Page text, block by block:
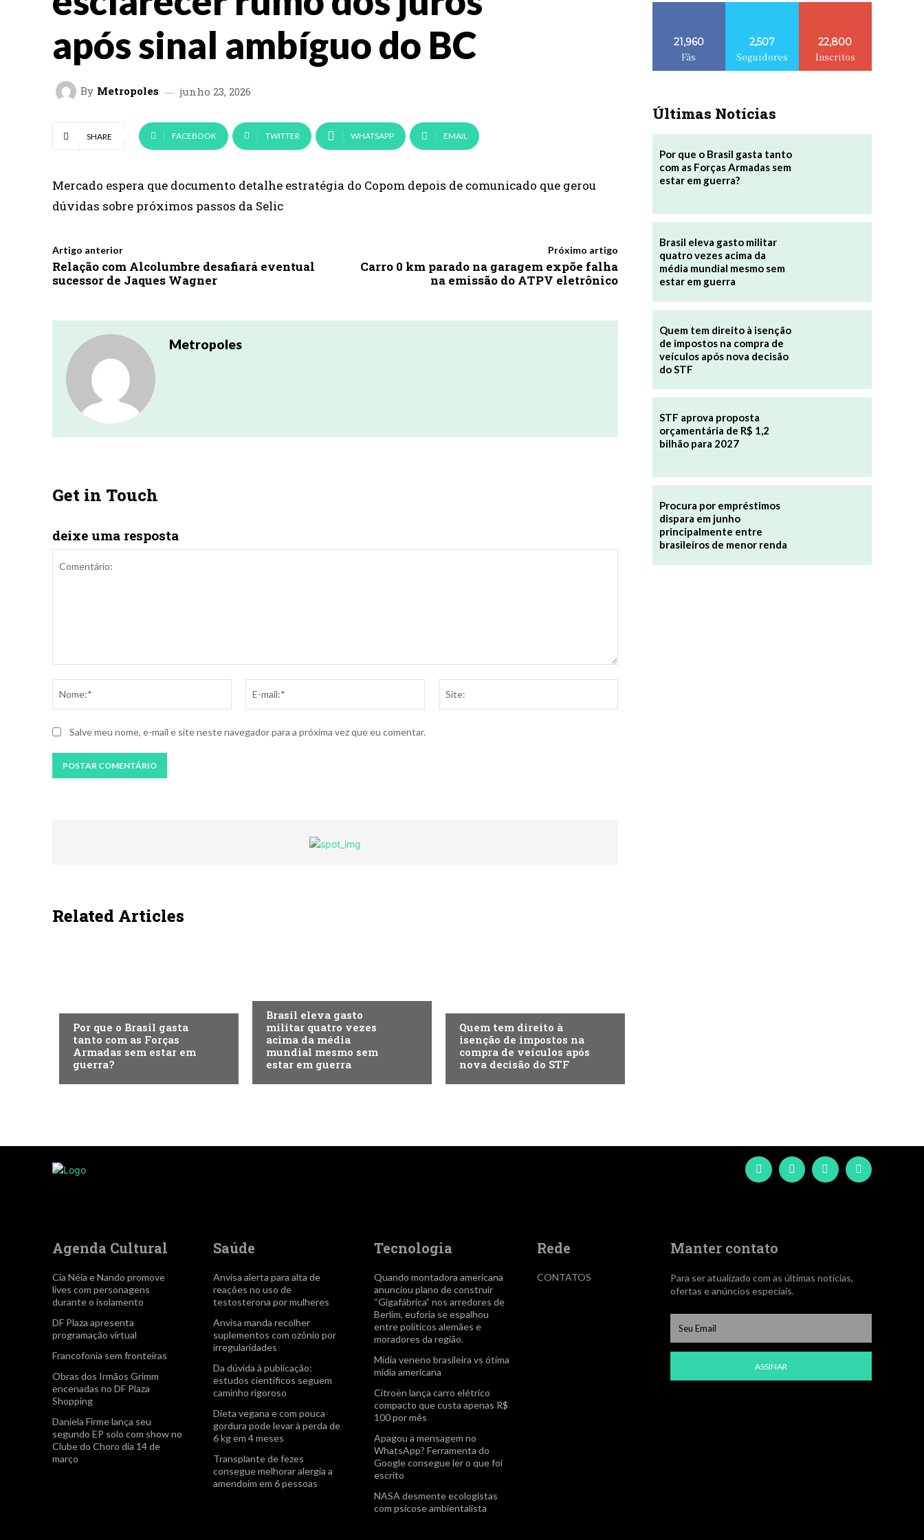
após sinal ambíguo do BC
By Metropoles junho 23, 2026
SHARE FACEBOOK TWITTER WHATSAPP EMAIL
Mercado espera que documento detalhe estratégia do Copom depois de comunicado que gerou
dúvidas sobre próximos passos da Selic
Artigo anterior
Relação com Alcolumbre desafiará eventual
sucessor de Jaques Wagner
Próximo artigo
Carro 0 km parado na garagem expõe falha
na emissão do ATPV eletrônico
Metropoles
Get in Touch
deixe uma resposta
mail:*
Salve meu nome, e-mail e site neste navegador para a próxima vez que eu comentar.
Related Articles
Por que o Brasil gasta
tanto com as Forças
Armadas sem estar em
guerra?
Brasil eleva gasto
militar quatro vezes
acima da média
mundial mesmo sem
estar em guerra
Quem tem direito à
isenção de impostos na
compra de veículos após
nova decisão do STF
21,960
Fãs
2,507
Seguidores
22,800
Inscritos
Últimas Notícias
Por que o Brasil gasta tanto
com as Forças Armadas sem
estar em guerra?
Brasil eleva gasto militar
quatro vezes acima da
média mundial mesmo sem
estar em guerra
Quem tem direito à isenção
de impostos na compra de
veículos após nova decisão
do STF
STF aprova proposta
orçamentária de R$ 1,2
bilhão para 2027
Procura por empréstimos
dispara em junho
principalmente entre
brasileiros de menor renda
Agenda Cultural
Cia Néia e Nando promove
lives com personagens
durante o isolamento
DF Plaza apresenta
programação virtual
Francofonia sem fronteiras
Obras dos Irmãos Grimm
encenadas no DF Plaza
Shopping
Daniela Firme lança seu
segundo EP solo com show no
Clube do Choro dia 14 de
março
Saúde
Anvisa alerta para alta de
reações no uso de
testosterona por mulheres
Anvisa manda recolher
suplementos com ozônio por
irregularidades
Da dúvida à publicação:
estudos científicos seguem
caminho rigoroso
Dieta vegana e com pouca
gordura pode levar à perda de
6 kg em 4 meses
Transplante de fezes
consegue melhorar alergia a
amendoim em 6 pessoas
Tecnologia
Quando montadora americana
anunciou plano de construir
“Gigafábrica” nos arredores de
Berlim, euforia se espalhou
entre políticos alemães e
moradores da região.
Mídia veneno brasileira vs ótima
mídia americana
Citroën lança carro elétrico
compacto que custa apenas R$
100 por mês
Apagou a mensagem no
WhatsApp? Ferramenta do
Google consegue ler o que foi
escrito
NASA desmente ecologistas
com psicose ambientalista
Rede
CONTATOS
Manter contato
Para ser atualizado com as últimas notícias,
ofertas e anúncios especiais.
ASSINAR